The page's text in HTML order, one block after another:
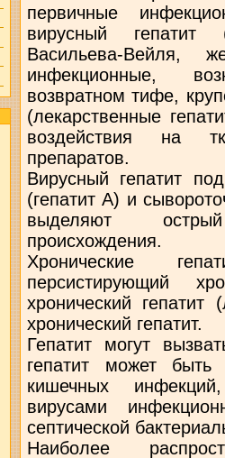
первичные
вирусный гепатит
Васильева-Вейля,
инфекционные,
возвратном тифе,
(лекарственные
воздействия на
препаратов.
Вирусный гепатит
(гепатит А) и
выделяют
происхождения.
Хронические
персистирующий
хронический гепатит
хронический гепатит.
Гепатит могут
гепатит может быть
кишечных
вирусами
септической
Наиболее